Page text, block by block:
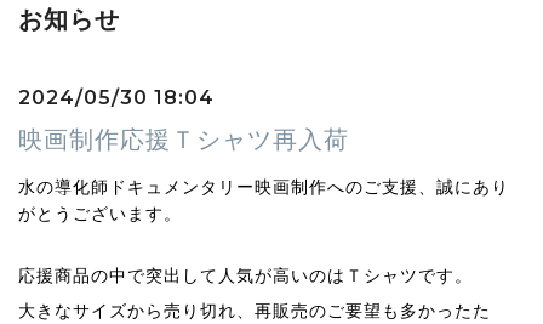
お知らせ
2024/05/30 18:04
映画制作応援Ｔシャツ再入荷
水の導化師ドキュメンタリー映画制作へのご支援、誠にあり
がとうございます。
応援商品の中で突出して人気が高いのはＴシャツです。
大きなサイズから売り切れ、再販売のご要望も多かったた